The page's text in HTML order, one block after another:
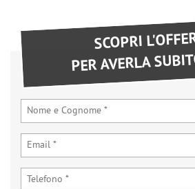
SCOPRI
PER AVERLA